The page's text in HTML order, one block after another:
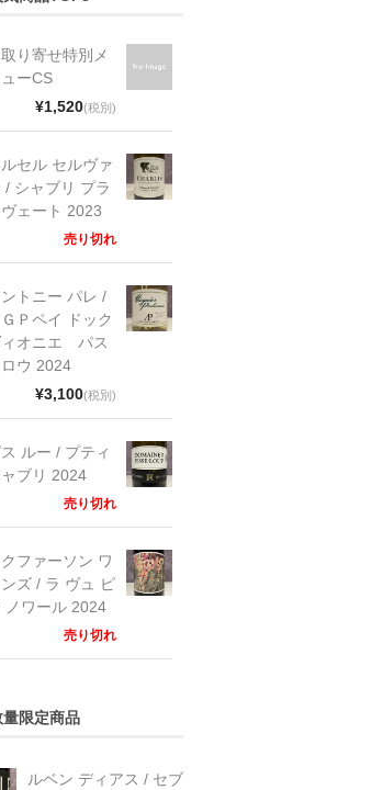
り寄せ特別メ
ューCS
¥1,520(税別)
セル セルヴァ
/ シャブリ プラ
ェート 2023
売り切れ
トニー パレ /
ＧＰペイ ドック
ィオニエ パス
ロウ 2024
¥3,100(税別)
ルー / プティ
ャブリ 2024
売り切れ
ファーソン ワ
ズ / ラ ヴュ ピ
ノワール 2024
売り切れ
量限定商品
ルベン ディアス / セブ